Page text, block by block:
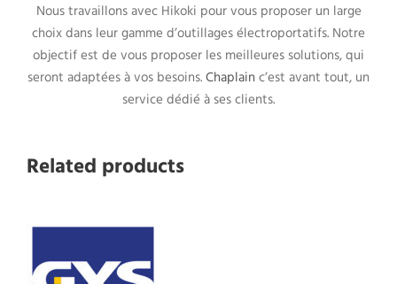
Nous travaillons avec Hikoki pour vous proposer un large
choix dans leur gamme d’outillages électroportatifs. Notre
objectif est de vous proposer les meilleures solutions, qui
seront adaptées à vos besoins.Chaplain c’est avant tout, un
service dédié à ses clients.
Related products